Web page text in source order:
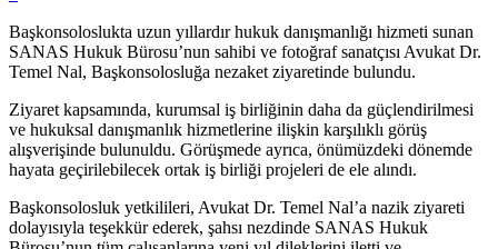
Başkonsoloslukta uzun yıllardır hukuk danışmanlığı hizmeti sunan
SANAS Hukuk Bürosu’nun sahibi ve fotoğraf sanatçısı Avukat Dr.
Temel Nal, Başkonsolosluğa nezaket ziyaretinde bulundu.
Ziyaret kapsamında, kurumsal iş birliğinin daha da güçlendirilmesi
ve hukuksal danışmanlık hizmetlerine ilişkin karşılıklı görüş
alışverişinde bulunuldu. Görüşmede ayrıca, önümüzdeki dönemde
hayata geçirilebilecek ortak iş birliği projeleri de ele alındı.
Başkonsolosluk yetkilileri, Avukat Dr. Temel Nal’a nazik ziyareti
dolayısıyla teşekkür ederek, şahsı nezdinde SANAS Hukuk